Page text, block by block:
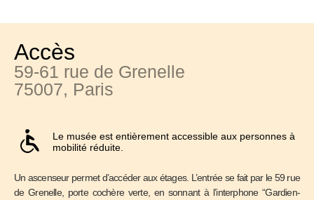
Accès
59-61 rue de Grenelle
75007, Paris
Le musée est entièrement accessible aux personnes à
mobilité réduite.
Un ascenseur permet d’accéder aux étages. L’entrée se fait par le 59 rue
de Grenelle, porte cochère verte, en sonnant à l’interphone “Gardien-